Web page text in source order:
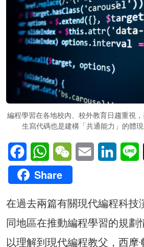
編程學習在各地校內、校外教育日趨重視
生寫代碼也是建構「共通能力」的體
FacebookWhatsAppWeChatEmail
Share
在過去兩篇有關現代編程科技
同地區在推動編程學習的規劃
以理解到現代編程教父，西摩